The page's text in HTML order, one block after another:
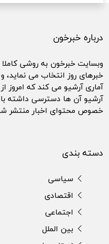
درباره خبرخون
وبسایت خبرخون به روشی کاملا
خبرهای روز انتخاب می نماید،
آماری آرشیو می کند که امروز
آرشیو آن ها دسترسی داشته
خصوص محتوای اخبار منتشر
دسته بندی
سیاسی
اقتصادی
اجتماعی
بین الملل